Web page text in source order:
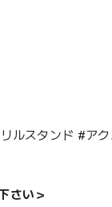
ルスタンド #ア
さい＞